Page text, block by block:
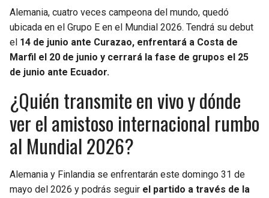
Alemania, cuatro veces campeona del mundo, quedó
ubicada en el Grupo E en el Mundial 2026. Tendrá su debut
el 14 de junio ante Curazao, enfrentará a Costa de
Marfil el 20 de junio y cerrará la fase de grupos el 25
de junio ante Ecuador.
¿Quién transmite en vivo y dónde
ver el amistoso internacional rumbo
al Mundial 2026?
Alemania y Finlandia se enfrentarán este domingo 31 de
mayo del 2026 y podrás seguir el partido a través de la